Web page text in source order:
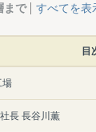
まで すべてを表
目
場
長 長谷川薫